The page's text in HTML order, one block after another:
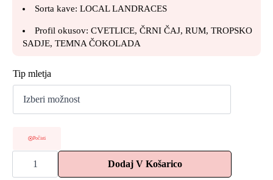
Sorta kave: LOCAL LANDRACES
Profil okusov: CVETLICE, ČRNI ČAJ, RUM, TROPSKO
SADJE, TEMNA ČOKOLADA
Tip mletja
Počisti
Kava
Etiopija
|
Dodaj V Košarico